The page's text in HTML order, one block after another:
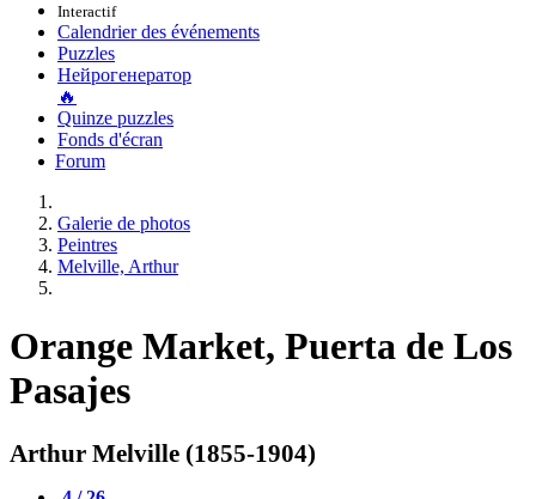
Interactif
Calendrier des événements
Puzzles
Нейрогенератор
🔥
Quinze puzzles
Fonds d'écran
Forum
Galerie de photos
Peintres
Melville, Arthur
Orange Market, Puerta de Los
Pasajes
Arthur Melville (1855-1904)